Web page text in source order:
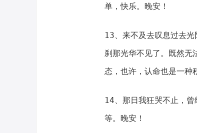
单，快乐。晚安！
13、来不及去叹息过去
刹那光华不见了。既然无
态，也许，认命也是一种
14、那日我狂哭不止，
等。晚安！